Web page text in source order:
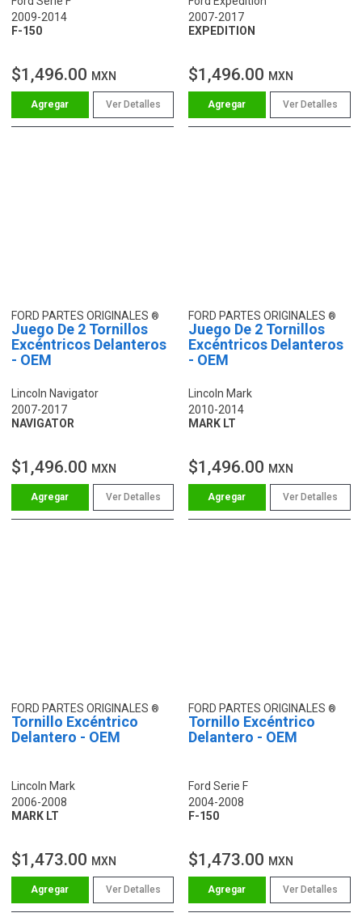
2009-2014
F-150
$1,496.00 MXN
Ver Detalles
2007-2017
EXPEDITION
$1,496.00 MXN
Ver Detalles
FORD PARTES ORIGINALES
Juego De 2 Tornillos
Excéntricos Delanteros
- OEM
Lincoln Navigator
2007-2017
NAVIGATOR
$1,496.00 MXN
Ver Detalles
FORD PARTES ORIGINALES
Juego De 2 Tornillos
Excéntricos Delanteros
- OEM
Lincoln Mark
2010-2014
MARK LT
$1,496.00 MXN
Ver Detalles
FORD PARTES ORIGINALES
Tornillo Excéntrico
Delantero - OEM
Lincoln Mark
2006-2008
MARK LT
$1,473.00 MXN
Ver Detalles
FORD PARTES ORIGINALES
Tornillo Excéntrico
Delantero - OEM
Ford Serie F
2004-2008
F-150
$1,473.00 MXN
Ver Detalles